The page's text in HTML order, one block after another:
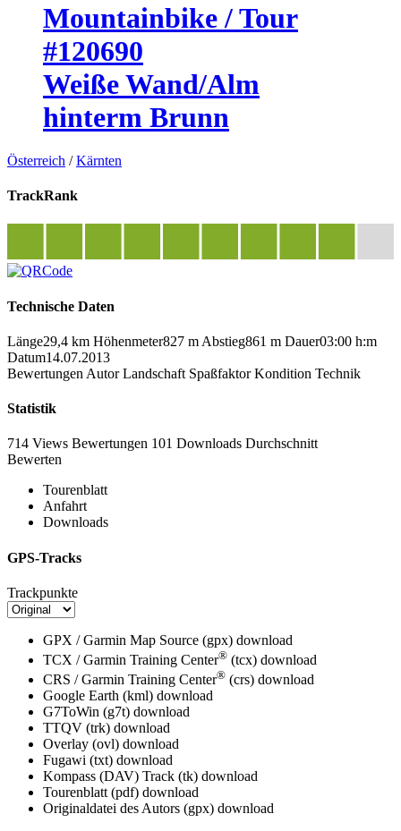
Mountainbike / Tour
#120690
Weiße Wand/Alm
hinterm Brunn
Österreich /Kärnten
TrackRank
Technische Daten
Länge29,4 km Höhenmeter827 m Abstieg861 m Dauer03:00 h:m
Datum14.07.2013
Bewertungen Autor Landschaft Spaßfaktor Kondition Technik
Statistik
714 Views Bewertungen 101 Downloads Durchschnitt
Bewerten
Tourenblatt
Anfahrt
Downloads
GPS-Tracks
Trackpunkte
GPX / Garmin Map Source (gpx) download
TCX / Garmin Training Center® (tcx) download
CRS / Garmin Training Center® (crs) download
Google Earth (kml) download
G7ToWin (g7t) download
TTQV (trk) download
Overlay (ovl) download
Fugawi (txt) download
Kompass (DAV) Track (tk) download
Tourenblatt (pdf) download
Originaldatei des Autors (gpx) download